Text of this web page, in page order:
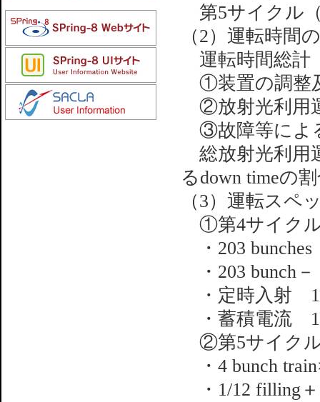
第5サイクル
（2）運転時間
運転時間総
①装置の調整
②放射光利
③故障等に
総放射光利用
るdown timeの
（3）運転スペ
①第4サイクル
・203 bunches
・203 bunch－
・定時入射 1
・蓄積電流 1
②第5サイクル
・4 bunch
・1/12 filling＋